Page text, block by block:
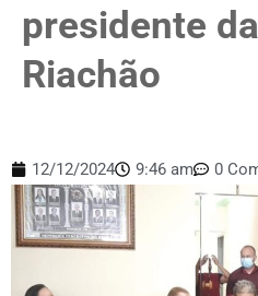
presidente
Riachão
12/12/2024 9:46 am 0